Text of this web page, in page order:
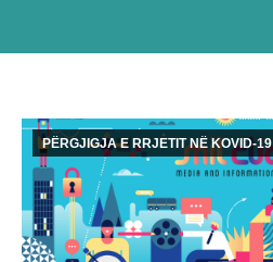
PËRGJIGJA E RRJETIT NË KOVID-19